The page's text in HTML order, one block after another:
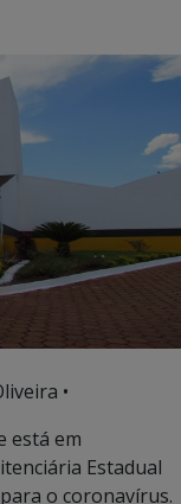
•
está em
Estadual
o coronavírus.